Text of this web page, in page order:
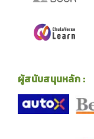
ผู้สนับสนุนหลัก :